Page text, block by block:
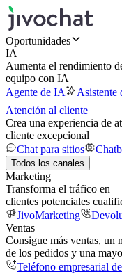
Oportunidades
IA
Aumenta el rendimiento
equipo con IA
Agente de IA
Asistente
Atención al cliente
Crea una experiencia de
cliente excepcional
Chat para sitios
Todos los canales
Marketing
Transforma el tráfico en
clientes potenciales
JivoMarketing
Ventas
Consigue más ventas, un
de los pedidos y una
Teléfono empresarial